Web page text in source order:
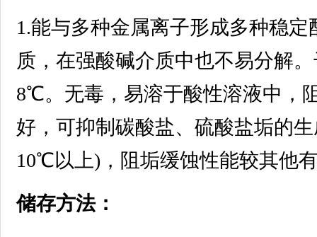
1.能与多种金属离子形成多种稳
质，在强酸碱介质中也不易分解
8℃。无毒，易溶于酸性溶液中，
好，可抑制碳酸盐、硫酸盐垢的
10℃以上)，阻垢缓蚀性能较其他
储存方法：